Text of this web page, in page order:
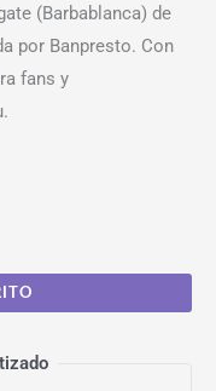
(Barbablanca) de
por Banpresto. Con
fans y